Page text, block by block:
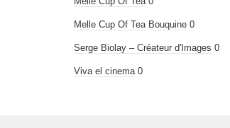
Melle Cup Of Tea Bouquine 0
Serge Biolay – Créateur d'Images 0
Viva el cinema 0